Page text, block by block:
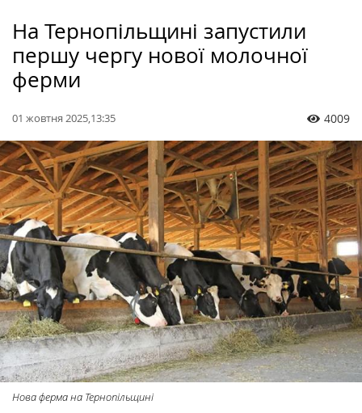
На Тернопільщині запустили
першу чергу нової молочної
ферми
01 жовтня 2025,13:35 4009
Нова ферма на Тернопільщині